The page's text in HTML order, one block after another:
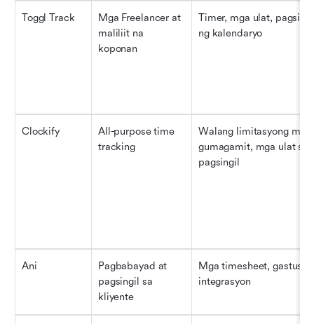
Toggl Track
Mga Freelancer at
maliliit na
koponan
Timer, mga ulat, pagsi-
ng kalendaryo
Clockify
All-purpose time
tracking
Walang limitasyong mga
gumagamit, mga ulat sa
pagsingil
Ani
Pagbabayad at
pagsingil sa
kliyente
Mga timesheet, gastusin,
integrasyon